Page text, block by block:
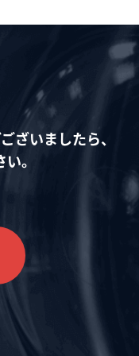
ざいましたら、
。